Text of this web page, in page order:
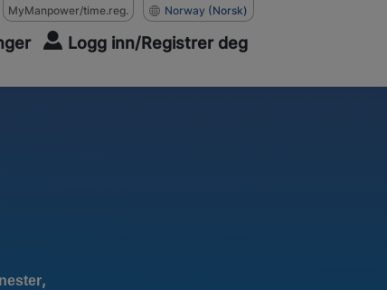
MyManpower/time.reg. Norway (Norsk)
Logg inn/Registrer deg
,